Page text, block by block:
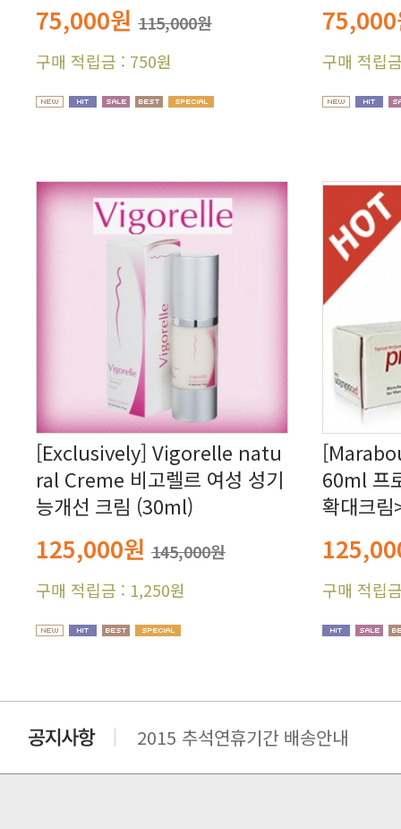
75,000원 115,000원
구매 적립금 : 750원
구매 적립
능개선 크림 (30ml)
125,000원 145,000원
구매 적립금 : 1,250원
확대크
구매 적립
비맥스 공인 홈페이지 주소 변경.